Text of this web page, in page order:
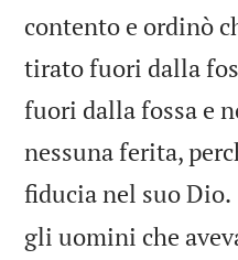
contento e ordinò
tirato fuori dalla
fuori dalla fossa e
nessuna ferita,
fiducia nel suo Dio.
gli uomini che